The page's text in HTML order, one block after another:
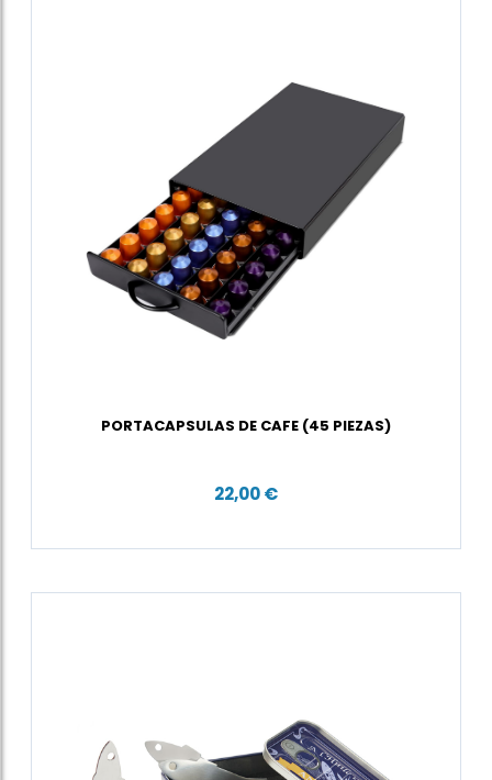
PORTACAPSULAS DE CAFE (45 PIEZAS)
22,00 €